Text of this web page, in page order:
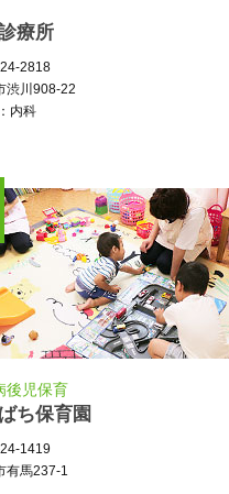
療所
2818
渋川908-22
内科
後児保育
ち保育園
1419
有馬237-1